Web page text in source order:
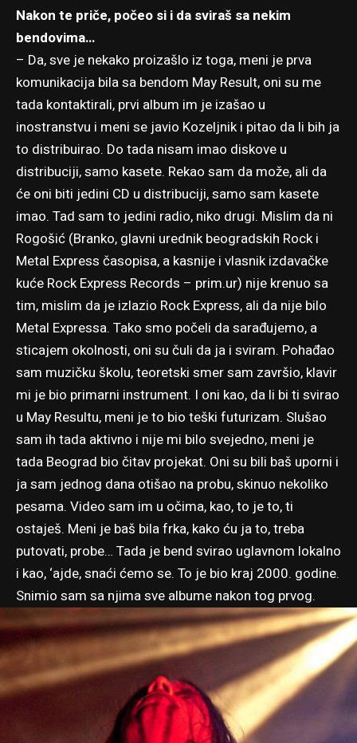
Nakon te priče, počeo si i da sviraš sa nekim
bendovima…
– Da, sve je nekako proizašlo iz toga, meni je prva
komunikacija bila sa bendom May Result, oni su me
tada kontaktirali, prvi album im je izašao u
inostranstvu i meni se javio Kozeljnik i pitao da li bih ja
to distribuirao. Do tada nisam imao diskove u
distribuciji, samo kasete. Rekao sam da može, ali da
će oni biti jedini CD u distribuciji, samo sam kasete
imao. Tad sam to jedini radio, niko drugi. Mislim da ni
Rogošić (Branko, glavni urednik beogradskih Rock i
Metal Express časopisa, a kasnije i vlasnik izdavačke
kuće Rock Express Records – prim.ur) nije krenuo sa
tim, mislim da je izlazio Rock Express, ali da nije bilo
Metal Expressa. Tako smo počeli da sarađujemo, a
sticajem okolnosti, oni su čuli da ja i sviram. Pohađao
sam muzičku školu, teoretski smer sam završio, klavir
mi je bio primarni instrument. I oni kao, da li bi ti svirao
u May Resultu, meni je to bio teški futurizam. Slušao
sam ih tada aktivno i nije mi bilo svejedno, meni je
tada Beograd bio čitav projekat. Oni su bili baš uporni i
ja sam jednog dana otišao na probu, skinuo nekoliko
pesama. Video sam im u očima, kao, to je to, ti
ostaješ. Meni je baš bila frka, kako ću ja to, treba
putovati, probe… Tada je bend svirao uglavnom lokalno
i kao, ‘ajde, snaći ćemo se. To je bio kraj 2000. godine.
Snimio sam sa njima sve albume nakon tog prvog.